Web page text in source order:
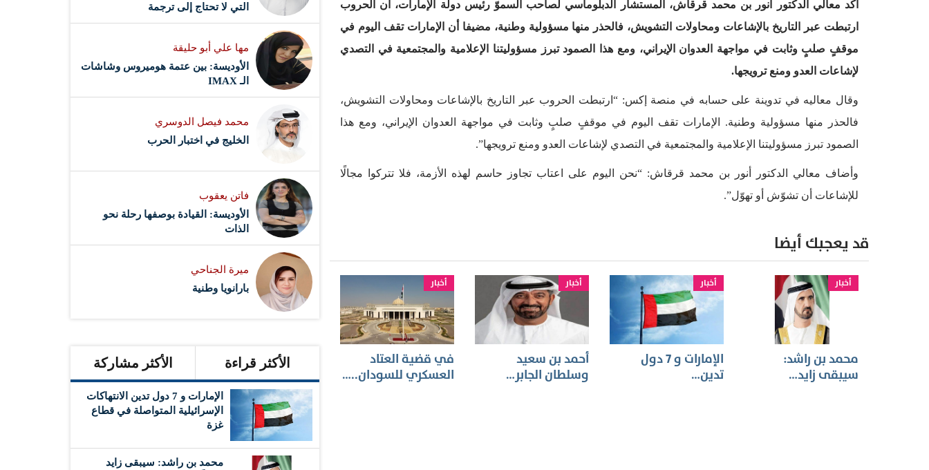
أكد معالي الدكتور أنور بن محمد قرقاش، المستشار الدبلوماسي لصاحب السموّ رئيس دولة الإمارات، أن الحروب
ارتبطت عبر التاريخ بالإشاعات ومحاولات التشويش، فالحذر منها مسؤولية وطنية، مضيفا أن الإمارات تقف اليوم في
موقفٍ صلبٍ وثابت في مواجهة العدوان الإيراني، ومع هذا الصمود تبرز مسؤوليتنا الإعلامية والمجتمعية في التصدي
لإشاعات العدو ومنع ترويجها.
وقال معاليه في تدوينة على حسابه في منصة إكس: “ارتبطت الحروب عبر التاريخ بالإشاعات ومحاولات التشويش،
فالحذر منها مسؤولية وطنية. الإمارات تقف اليوم في موقفٍ صلبٍ وثابت في مواجهة العدوان الإيراني، ومع هذا
الصمود تبرز مسؤوليتنا الإعلامية والمجتمعية في التصدي لإشاعات العدو ومنع ترويجها”.
وأضاف معالي الدكتور أنور بن محمد قرقاش: “نحن اليوم على اعتاب تجاوز حاسم لهذه الأزمة، فلا تتركوا مجالًا
للإشاعات أن تشوّش أو تهوّل”.
قد يعجبك أيضا
أخبار
محمد بن راشد:
سيبقى زايد…
أخبار
الإمارات و 7 دول
تدين…
أخبار
أحمد بن سعيد
وسلطان الجابر…
أخبار
في قضية العتاد
العسكري للسودان..…
التي لا تحتاج إلى ترجمة
مها علي أبو حليقة
الأوديسة: بين عتمة هوميروس وشاشات
الـ IMAX
محمد فيصل الدوسري ​
‏الخليج في اختبار الحرب
فاتن يعقوب
الأوديسة: القيادة بوصفها رحلة نحو
الذات
ميرة الجناحي
بارانويا وطنية
الأكثر قراءة الأكثر مشاركة
الإمارات و 7 دول تدين الانتهاكات
الإسرائيلية المتواصلة في قطاع
غزة
محمد بن راشد: سيبقى زايد